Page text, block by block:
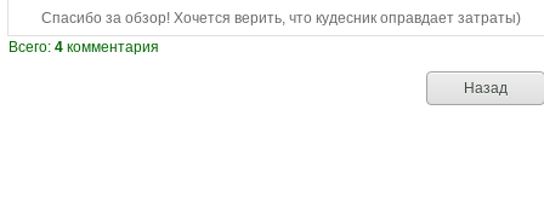
Спасибо за обзор! Хочется верить, что кудесник оправдает затраты)
Всего: 4 комментария
Назад